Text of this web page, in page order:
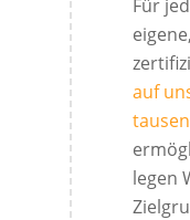
Für
auf
legen